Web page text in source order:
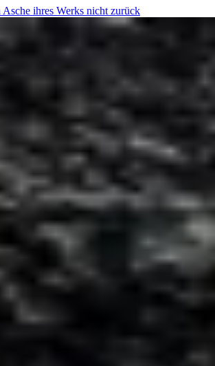
ihres Werks nicht zurück